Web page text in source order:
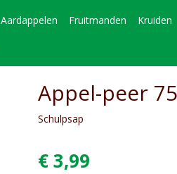
Aardappelen Fruitmanden Kruiden
Appel-peer
Schulpsap
€ 3,99